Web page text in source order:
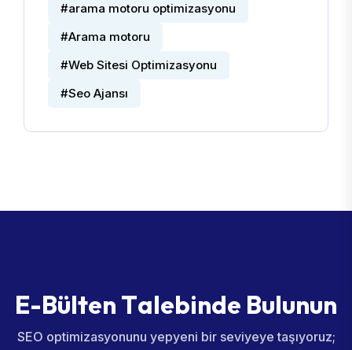
#arama motoru optimizasyonu
#Arama motoru
#Web Sitesi Optimizasyonu
#Seo Ajansı
E-Bülten Talebinde Bulunun
SEO optimizasyonunu yepyeni bir seviyeye taşıyoruz;